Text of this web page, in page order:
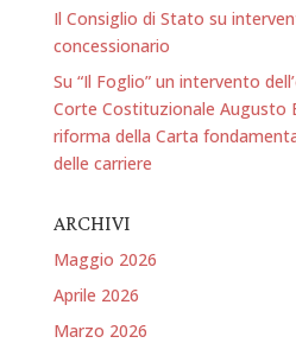
Il Consiglio di Stato su
concessionario
Su “Il Foglio” un intervento
Corte Costituzionale Augusto
riforma della Carta
delle carriere
ARCHIVI
Maggio 2026
Aprile 2026
Marzo 2026